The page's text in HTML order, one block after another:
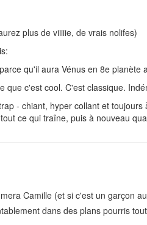
plus de viiiiie, de vrais nolifes)
qu'il aura Vénus en 8e
que c'est cool. C'est classique.
- chiant, hyper collant et
ce qui traîne, puis à nouveau
Camille (et si c'est un garçon
dans des plans pourris